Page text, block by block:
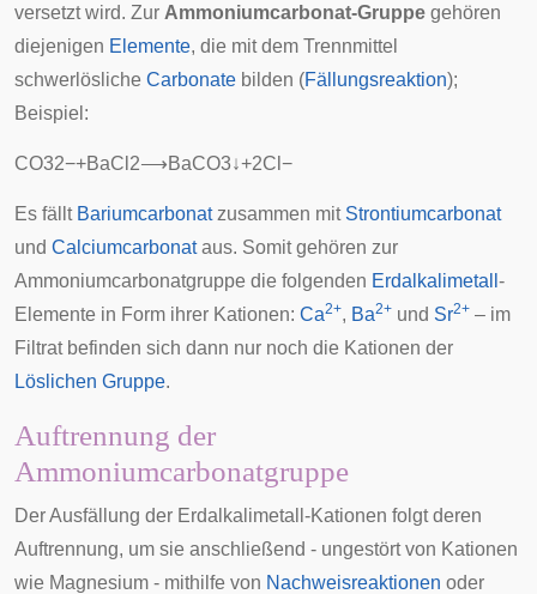
versetzt wird. Zur Ammoniumcarbonat-Gruppe gehören
diejenigen Elemente, die mit dem Trennmittel
schwerlösliche Carbonate bilden (Fällungsreaktion);
Beispiel:
CO32−+BaC 2⟶BaCO3↓+2C −
Es fällt Bariumcarbonatzusammen mit Strontiumcarbonat
und Calciumcarbonataus. Somit gehören zur
Ammoniumcarbonatgruppe die folgenden Erdalkalimetall -
Elemente in Form ihrer Kationen: Ca2+, Ba2+ und Sr2+ – im
Filtrat befinden sich dann nur noch die Kationen der
Löslichen Gruppe.
Auftrennung der
Ammoniumcarbonatgruppe
Der Ausfällung der Erdalkalimetall-Kationen folgt deren
Auftrennung, um sie anschließend - ungestört von Kationen
wie Magnesium - mithilfe von Nachweisreaktionen oder